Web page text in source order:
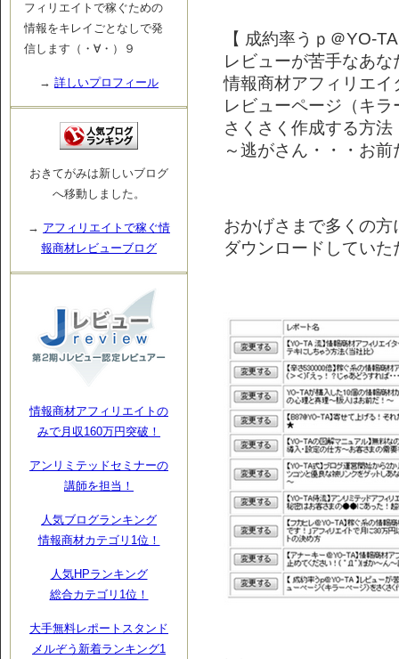
【 成約率うｐ＠YO-
レビューが苦手なあな
情報商材アフィリエイ
レビューページ（キ
さくさく作成する方法
～逃がさん・・・お
おかげさまで多くの方
ダウンロードしていた
フィリエイトで稼ぐための
情報をキレイごとなしで発
信します（・∀・）９
→ 詳しいプロフィール
おきてがみは新しいブログ
へ移動しました。
→ アフィリエイトで稼ぐ情
報商材レビューブログ
情報商材アフィリエイトの
みで月収160万円突破！
アンリミテッドセミナーの
講師を担当！
人気ブログランキング
情報商材カテゴリ1位！
人気HPランキング
総合カテゴリ1位！
大手無料レポートスタンド
メルぞう新着ランキング1